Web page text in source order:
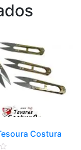
Costura